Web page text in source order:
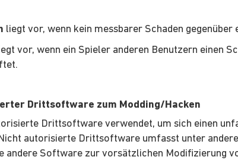
liegt vor, wenn kein messbarer Schaden
vor, wenn ein Spieler anderen Benutzern einen
Drittsoftware zum Modding/Hacken
Drittsoftware verwendet, um sich einen
autorisierte Drittsoftware umfasst unter
andere Software zur vorsätzlichen Modifizierung